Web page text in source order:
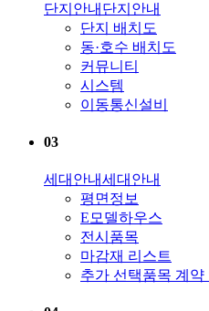
단지안내 단지안내
단지 배치도
동·호수 배치도
커뮤니티
시스템
이동통신설비
03
세대안내세대안내
평면정보
E모델하우스
전시품목
마감재 리스트
추가 선택품목 계약